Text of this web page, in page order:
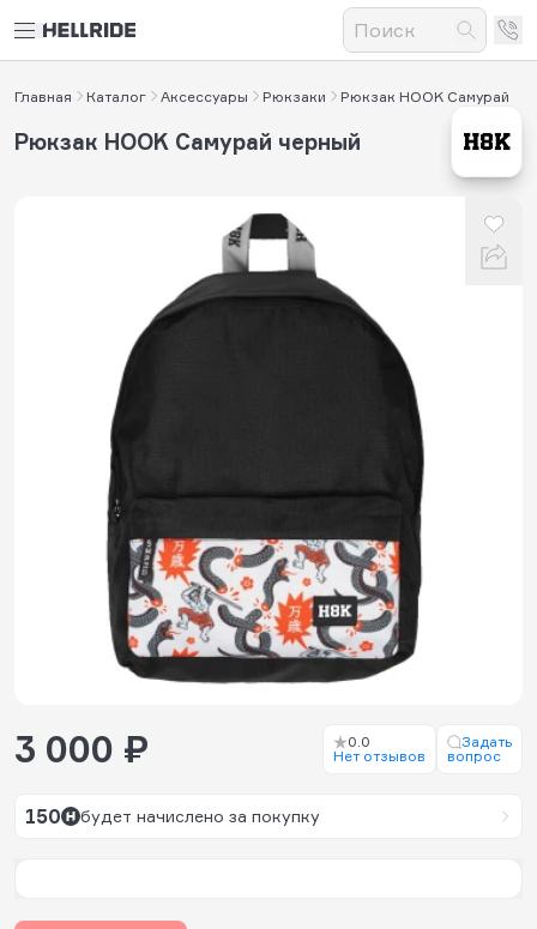
Главная Каталог Аксессуары Рюкзаки Рюкзак HOOK Самурай
Рюкзак HOOK Самурай черный
3 000 ₽
0.0
Нет отзывов
Задать
вопрос
150 будет начислено за покупку